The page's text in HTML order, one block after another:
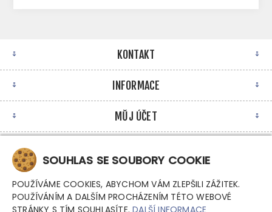
KONTAKT
INFORMACE
MŮJ ÚČET
SOUHLAS SE SOUBORY COOKIE
POUŽÍVÁME COOKIES, ABYCHOM VÁM ZLEPŠILI ZÁŽITEK.
POUŽÍVÁNÍM A DALŠÍM PROCHÁZENÍM TÉTO WEBOVÉ
STRÁNKY S TÍM SOUHLASÍTE.DALŠÍ INFORMACE